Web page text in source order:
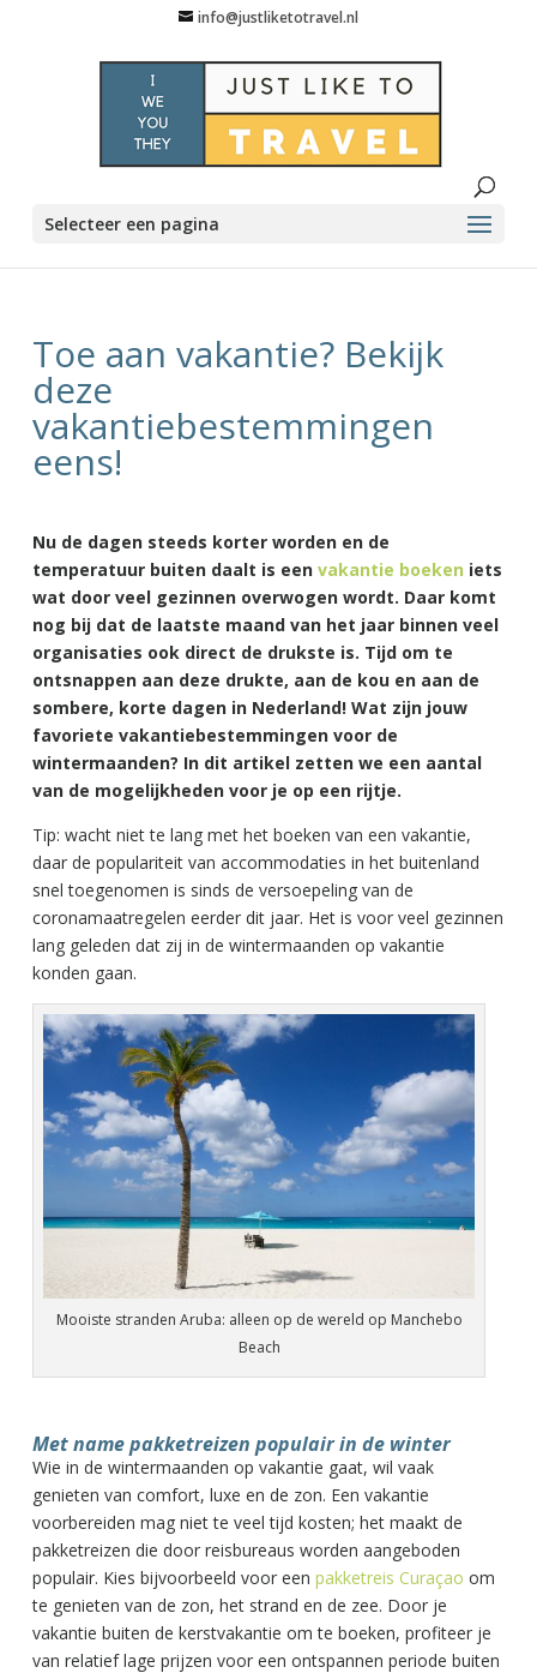
info@justliketotravel.nl
Selecteer een pagina
Toe aan vakantie? Bekijk
deze
vakantiebestemmingen
eens!
Nu de dagen steeds korter worden en de
temperatuur buiten daalt is een vakantie boeken iets
wat door veel gezinnen overwogen wordt. Daar komt
nog bij dat de laatste maand van het jaar binnen veel
organisaties ook direct de drukste is. Tijd om te
ontsnappen aan deze drukte, aan de kou en aan de
sombere, korte dagen in Nederland! Wat zijn jouw
favoriete vakantiebestemmingen voor de
wintermaanden? In dit artikel zetten we een aantal
van de mogelijkheden voor je op een rijtje.
Tip: wacht niet te lang met het boeken van een vakantie,
daar de populariteit van accommodaties in het buitenland
snel toegenomen is sinds de versoepeling van de
coronamaatregelen eerder dit jaar. Het is voor veel gezinnen
lang geleden dat zij in de wintermaanden op vakantie
konden gaan.
Mooiste stranden Aruba: alleen op de wereld op Manchebo
Beach
Met name pakketreizen populair in de winter
Wie in de wintermaanden op vakantie gaat, wil vaak
genieten van comfort, luxe en de zon. Een vakantie
voorbereiden mag niet te veel tijd kosten; het maakt de
pakketreizen die door reisbureaus worden aangeboden
populair. Kies bijvoorbeeld voor een pakketreis Curaçao om
te genieten van de zon, het strand en de zee. Door je
vakantie buiten de kerstvakantie om te boeken, profiteer je
van relatief lage prijzen voor een ontspannen periode buiten